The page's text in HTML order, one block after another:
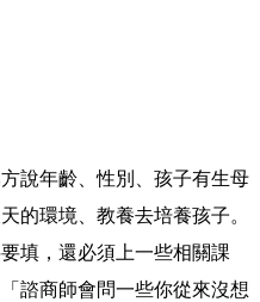
說年齡、性別、孩子有生母
的環境、教養去培養孩子。
填，還必須上一些相關課
諮商師會問一些你從來沒想